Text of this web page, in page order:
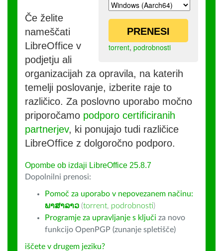
PRENESI
torrent, podrobnosti
Če želite
nameščati
LibreOffice v
podjetju ali
organizacijah za opravila, na katerih
temelji poslovanje, izberite raje to
različico. Za poslovno uporabo močno
priporočamo podporo certificiranih
partnerjev, ki ponujajo tudi različice
LibreOffice z dolgoročno podporo.
Opombe ob izdaji LibreOffice 25.8.7
Dopolnilni prenosi:
Pomoč za uporabo v nepovezanem načinu:
ພາສາລາວ (torrent, podrobnosti)
Programje za upravljanje s ključi za novo
funkcijo OpenPGP (zunanje spletišče)
iščete v drugem jeziku?